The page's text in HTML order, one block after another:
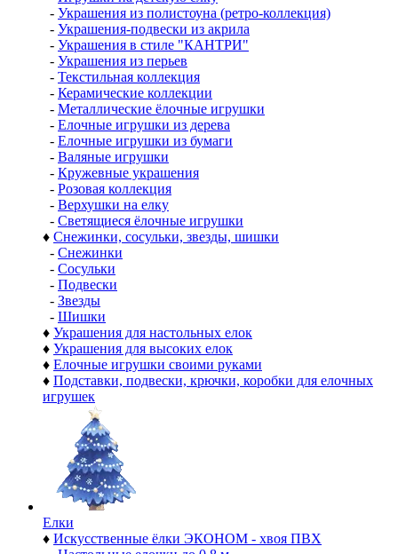
- Украшения из полистоуна (ретро-коллекция)
- Украшения-подвески из акрила
- Украшения в стиле "КАНТРИ"
- Украшения из перьев
- Текстильная коллекция
- Керамические коллекции
- Металлические ёлочные игрушки
- Елочные игрушки из дерева
- Елочные игрушки из бумаги
- Валяные игрушки
- Кружевные украшения
- Розовая коллекция
- Верхушки на елку
- Светящиеся ёлочные игрушки
♦ Снежинки, сосульки, звезды, шишки
- Снежинки
- Сосульки
- Подвески
- Звезды
- Шишки
♦ Украшения для настольных елок
♦ Украшения для высоких елок
♦ Елочные игрушки своими руками
♦ Подставки, подвески, крючки, коробки для елочных
игрушек
Елки
♦ Искусственные ёлки ЭКОНОМ - хвоя ПВХ